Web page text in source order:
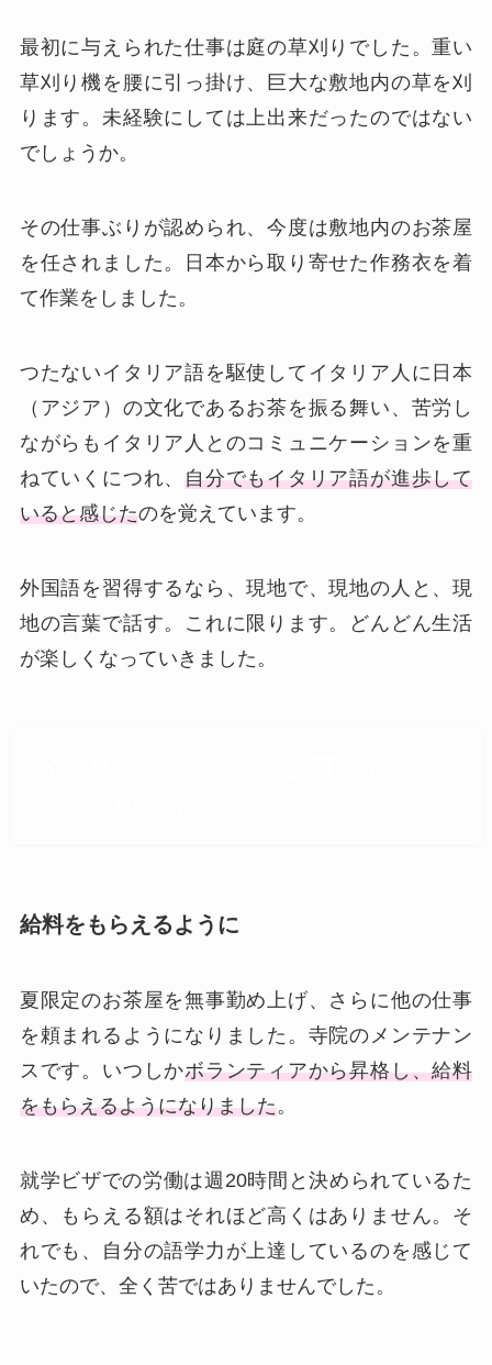
最初に与えられた仕事は庭の草刈りでした。重い
草刈り機を腰に引っ掛け、巨大な敷地内の草を刈
ります。未経験にしては上出来だったのではない
でしょうか。
その仕事ぶりが認められ、今度は敷地内のお茶屋
を任されました。日本から取り寄せた作務衣を着
て作業をしました。
つたないイタリア語を駆使してイタリア人に日本
（アジア）の文化であるお茶を振る舞い、苦労し
ながらもイタリア人とのコミュニケーションを重
ねていくにつれ、自分でもイタリア語が進歩して
いると感じたのを覚えています。
外国語を習得するなら、現地で、現地の人と、現
地の言葉で話す。これに限ります。どんどん生活
が楽しくなっていきました。
給料をもらえるように
夏限定のお茶屋を無事勤め上げ、さらに他の仕事
を頼まれるようになりました。寺院のメンテナン
スです。いつしかボランティアから昇格し、給料
をもらえるようになりました。
就学ビザでの労働は週20時間と決められているた
め、もらえる額はそれほど高くはありません。そ
れでも、自分の語学力が上達しているのを感じて
いたので、全く苦ではありませんでした。